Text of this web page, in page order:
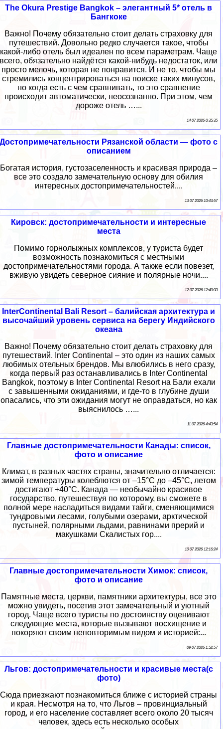
The Okura Prestige Bangkok – элегантный 5* отель в
Бангкоке
Важно! Почему обязательно стоит делать страховку для
путешествий. Довольно редко случается такое, чтобы
какой-либо отель был идеален по всем параметрам. Чаще
всего, обязательно найдётся какой-нибудь недостаток, или
просто мелочь, которая не понравится. И не то, чтобы мы
стремились концентрироваться на поиске таких минусов,
но когда есть с чем сравнивать, то это сравнение
происходит автоматически, неосознанно. При этом, чем
дороже отель …...
14 07 2026 0:35:35
Достопримечательности Рязанской области — фото с
описанием
Богатая история, густозаселенность и красивая природа –
все это создало замечательную основу для обилия
интересных достопримечательностей....
13 07 2026 10:43:57
Кировск: достопримечательности и интересные
места
Помимо горнолыжных комплексов, у туриста будет
возможность познакомиться с местными
достопримечательностями города. А также если повезет,
вживую увидеть северное сияние и полярные ночи....
12 07 2026 12:40:33
InterContinental Bali Resort – балийская архитектура и
высочайший уровень сервиса на берегу Индийского
океана
Важно! Почему обязательно стоит делать страховку для
путешествий. Inter Сontinental – это один из наших самых
любимых отельных брендов. Мы влюбились в него сразу,
когда первый раз останавливались в Inter Сontinental
Bangkok, поэтому в Inter Сontinental Resort на Бали ехали
с завышенными ожиданиями, и где-то в глубине души
опасались, что эти ожидания могут не оправдаться, но как
выяснилось …...
11 07 2026 4:43:54
Главные достопримечательности Канады: список,
фото и описание
Климат, в разных частях страны, значительно отличается:
зимой температуры колеблются от –15°C до –45°C, летом
достигают +40°C. Канада — необычайно красивое
государство, путешествуя по которому, вы сможете в
полной мере насладиться видами тайги, сменяющимися
тундровыми лесами, голубыми озерами, арктической
пустыней, полярными льдами, равнинами прерий и
макушками Скалистых гор....
10 07 2026 12:16:24
Главные достопримечательности Химок: список,
фото и описание
Памятные места, церкви, памятники архитектуры, все это
можно увидеть, посетив этот замечательный и уютный
город. Чаще всего туристы по достоинству оценивают
следующие места, которые вызывают восхищение и
покоряют своим неповторимым видом и историей:...
09 07 2026 1:52:57
Льгов: достопримечательности и красивые места(с
фото)
Сюда приезжают познакомиться ближе с историей страны
и края. Несмотря на то, что Льгов – провинциальный
город, и его население составляет всего около 20 тысяч
человек, здесь есть несколько особых